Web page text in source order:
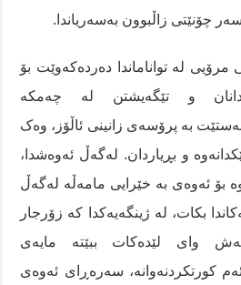
چۆنێتی زاڵبوون بەسەریاندا.
مرۆیی لە تواناماندا دەردەکەوێت بۆ
و تێگەیشتن لە چەمکە
بە پرۆسەی زانینی ئاڵۆز، وەک
و بڕیاردان. لەگەڵ ئەوەشدا،
ئەوەی بە خێرایی مامەڵە لەگەڵ
بکات، لە ژینگەیەکدا کە زۆرجار
وای لێدەکات ببێتە مایەی
کورتکردنەوانە، سەرەڕای ئەوەی